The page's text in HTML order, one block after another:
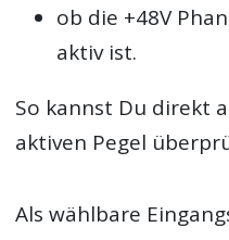
ob die +48V
aktiv ist.
So kannst Du direkt
aktiven Pegel
Als wählbare